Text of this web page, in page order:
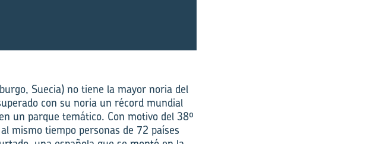
Suecia) no tiene la mayor noria del
con su noria un récord mundial
un parque temático. Con motivo del 38º
mismo tiempo personas de 72 países